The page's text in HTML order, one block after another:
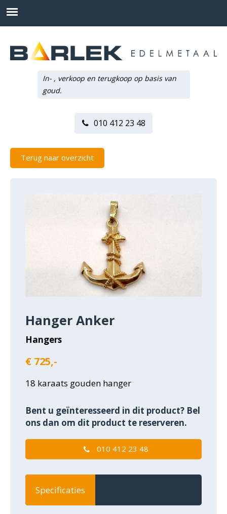
In- , verkoop en terugkoop op basis van
goud.
010 412 23 48
Terug naar overzicht
Hanger Anker
Hangers
€ 725,-
18 karaats gouden hanger
Bent u geïnteresseerd in dit product? Bel
ons dan om dit product te reserveren.
010 412 23 48
Specificaties